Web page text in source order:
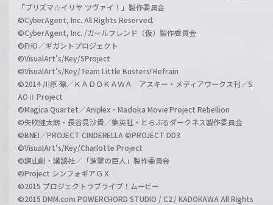
「プリズマ☆イリヤ ツヴァイ！」製作委員会
©CyberAgent, Inc. All Rights Reserved.
©CyberAgent, Inc. /ガールフレンド（仮）製作委員会
©FHO／ギガントプロジェクト
©VisualArt's/Key/SProject
©VisualArt's/Key/Team Little Busters! Refrain
©2014 川原 礫／ＫＡＤＯＫＡＷＡ アスキー・メディアワークス刊／S
AOⅡ Project
©Magica Quartet／Aniplex・Madoka Movie Project Rebellion
©矢吹健太朗・長谷見沙貴／集英社・とらぶるダークネス製作委員会
©BNEI／PROJECT CINDERELLA ©PROJECT DD3
©VisualArt's/Key/Charlotte Project
©諫山創・講談社／「進撃の巨人」製作委員会
©Project シンフォギアＧＸ
©2015 プロジェクトラブライブ！ムービー
©2015 DMM.com POWERCHORD STUDIO / C2 / KADOKAWA All Rights